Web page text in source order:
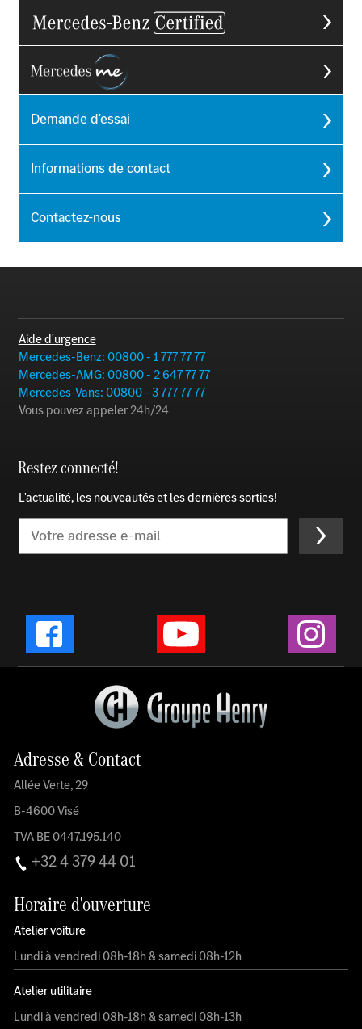
Demande d'essai
Informations de contact
Contactez-nous
Aide d'urgence
Mercedes-Benz: 00800 - 1 777 77 77
Mercedes-AMG: 00800 - 2 647 77 77
Mercedes-Vans: 00800 - 3 777 77 77
Vous pouvez appeler 24h/24
Restez connecté!
L'actualité, les nouveautés et les dernières sorties!
Email
Facebook YouTube
Adresse & Contact
Allée Verte, 29
B-4600 Visé
TVA BE 0447.195.140
+32 4 379 44 01
Horaire d'ouverture
Atelier voiture
Lundi à vendredi 08h-18h & samedi 08h-12h
Atelier utilitaire
Lundi à vendredi 08h-18h & samedi 08h-13h